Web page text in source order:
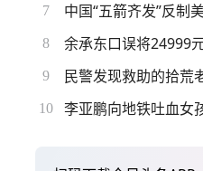
7 中国“五箭齐发”反制
8 余承东口误将24999
9 民警发现救助的拾荒
10 李亚鹏向地铁吐血女